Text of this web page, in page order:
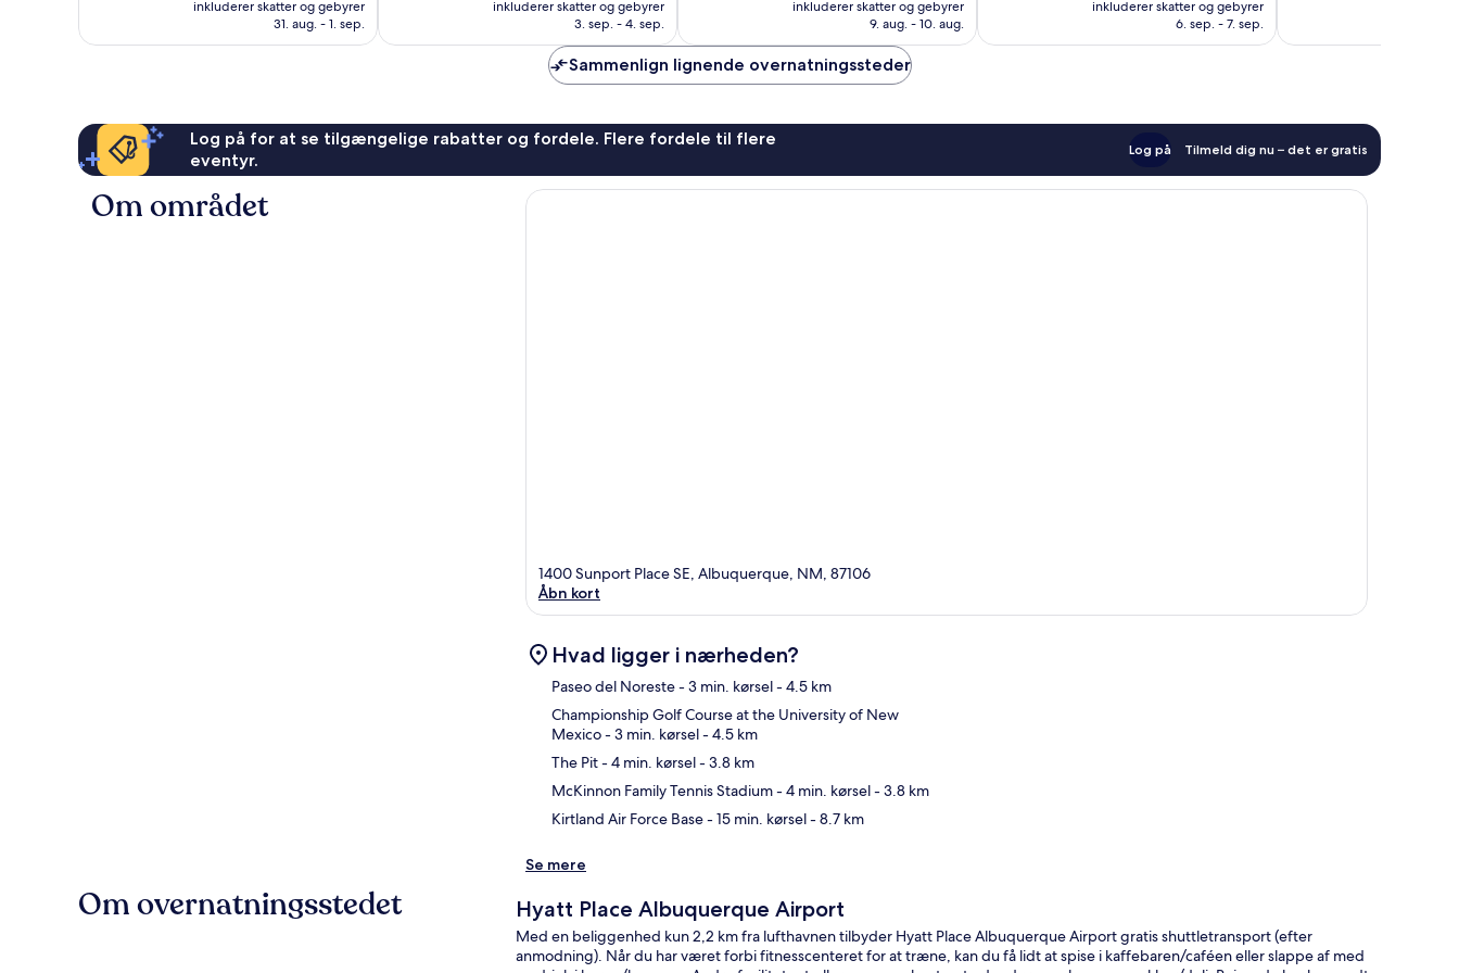
anmeldelser
618 kr.
inkluderer skatter og gebyrer
31. aug. - 1. sep.
722 kr.
inkluderer skatter og gebyrer
3. sep. - 4. sep.
658 kr.
inkluderer skatter og gebyrer
9. aug. - 10. aug.
548 kr.
inkluderer skatter og gebyrer
6. sep. - 7. sep.
Sammenlign lignende overnatningssteder
Log på for at se tilgængelige rabatter og fordele. Flere fordele til flere
eventyr.
Log på Tilmeld dig nu – det er gratis
Om området
1400 Sunport Place SE, Albuquerque, NM, 87106
Åbn kort
Hvad ligger i nærheden?
Paseo del Noreste- 3 min. kørsel- 4.5 km
Championship Golf Course at the University of New
Mexico- 3 min. kørsel- 4.5 km
The Pit- 4 min. kørsel- 3.8 km
McKinnon Family Tennis Stadium- 4 min. kørsel- 3.8 km
Kirtland Air Force Base- 15 min. kørsel- 8.7 km
Se mere
Om overnatningsstedet Hyatt Place Albuquerque Airport
Med en beliggenhed kun 2,2 km fra lufthavnen tilbyder Hyatt Place Albuquerque Airport gratis shuttletransport (efter
anmodning). Når du har været forbi fitnesscenteret for at træne, kan du få lidt at spise i kaffebaren/caféen eller slappe af med